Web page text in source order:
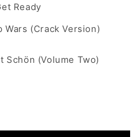
Ready
(Crack Version)
Schön (Volume Two)